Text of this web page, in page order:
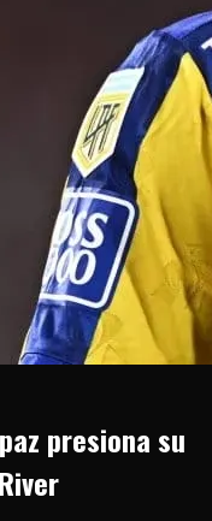
presiona su